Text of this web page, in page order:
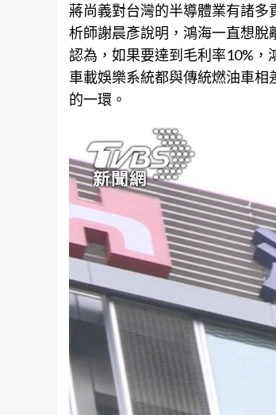
蔣尚義對台灣的半導體業有諸
析師謝晨彥說明，鴻海一直想脫
認為，如果要達到毛利率10%，
車載娛樂系統都與傳統燃油車
的一環。